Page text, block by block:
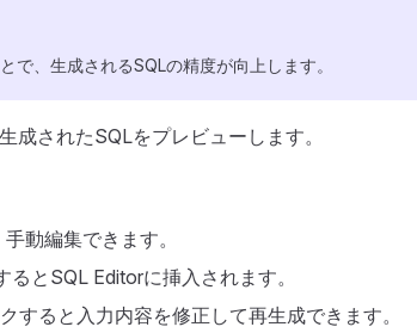
で、生成されるSQLの精度が向上します。
成されたSQLをプレビューします。
動編集できます。
るとSQL Editorに挿入されます。
すると入力内容を修正して再生成できます。